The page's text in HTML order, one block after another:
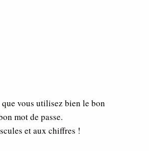
vous utilisez bien le bon
mot de passe.
et aux chiffres !